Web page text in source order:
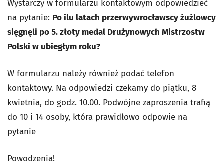
Wystarczy w formularzu kontaktowym odpowiedzieć
na pytanie: Po ilu latach przerwywrocławscy żużlowcy
sięgnęli po 5. złoty medal Drużynowych Mistrzostw
Polski w ubiegłym roku?
W formularzu należy również podać telefon
kontaktowy. Na odpowiedzi czekamy do piątku, 8
kwietnia, do godz. 10.00. Podwójne zaproszenia trafią
do 10 i 14 osoby, która prawidłowo odpowie na
pytanie
Powodzenia!